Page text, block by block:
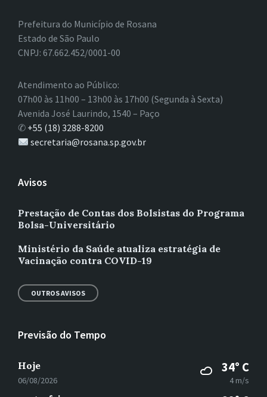
Prefeitura do Município de Rosana
Estado de São Paulo
CNPJ: 67.662.452/0001-00
Atendimento ao Público:
07h00 às 11h00 – 13h00 às 17h00 (Segunda à Sexta)
Avenida José Laurindo, 1540 – Paço
✆ +55 (18) 3288-8200
secretaria@rosana.sp.gov.br
Avisos
Prestação de Contas dos Bolsistas do Programa
Bolsa-Universitário
Ministério da Saúde atualiza estratégia de
Vacinação contra COVID-19
OUTROS AVISOS
Previsão do Tempo
Hoje
06/08/2026
34° C
4 m/s